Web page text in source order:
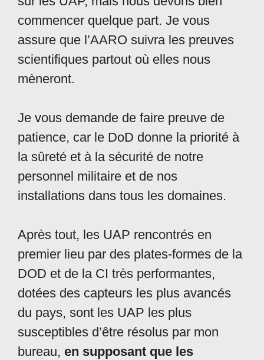
commencer quelque part. Je vous
assure que l’AARO suivra les preuves
scientifiques partout où elles nous
mèneront.
Je vous demande de faire preuve de
patience, car le DoD donne la priorité à
la sûreté et à la sécurité de notre
personnel militaire et de nos
installations dans tous les domaines.
Après tout, les UAP rencontrés en
premier lieu par des plates-formes de la
DOD et de la CI très performantes,
dotées des capteurs les plus avancés
du pays, sont les UAP les plus
susceptibles d’être résolus par mon
bureau, en supposant que les